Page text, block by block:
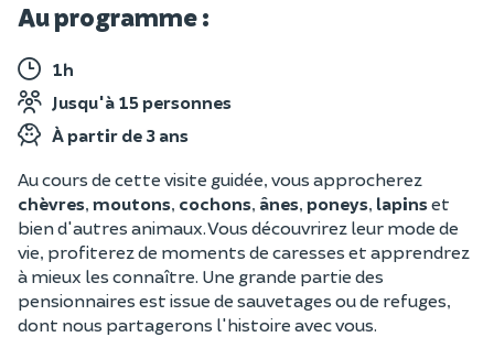
Au programme :
1h
Jusqu'à 15 personnes
À partir de 3 ans
Au cours de cette visite guidée, vous approcherez
chèvres, moutons, cochons, ânes, poneys, lapinset
bien d'autres animaux. Vous découvrirez leur mode de
vie, profiterez de moments de caresses et apprendrez
à mieux les connaître. Une grande partie des
pensionnaires est issue de sauvetages ou de refuges,
dont nous partagerons l'histoire avec vous.